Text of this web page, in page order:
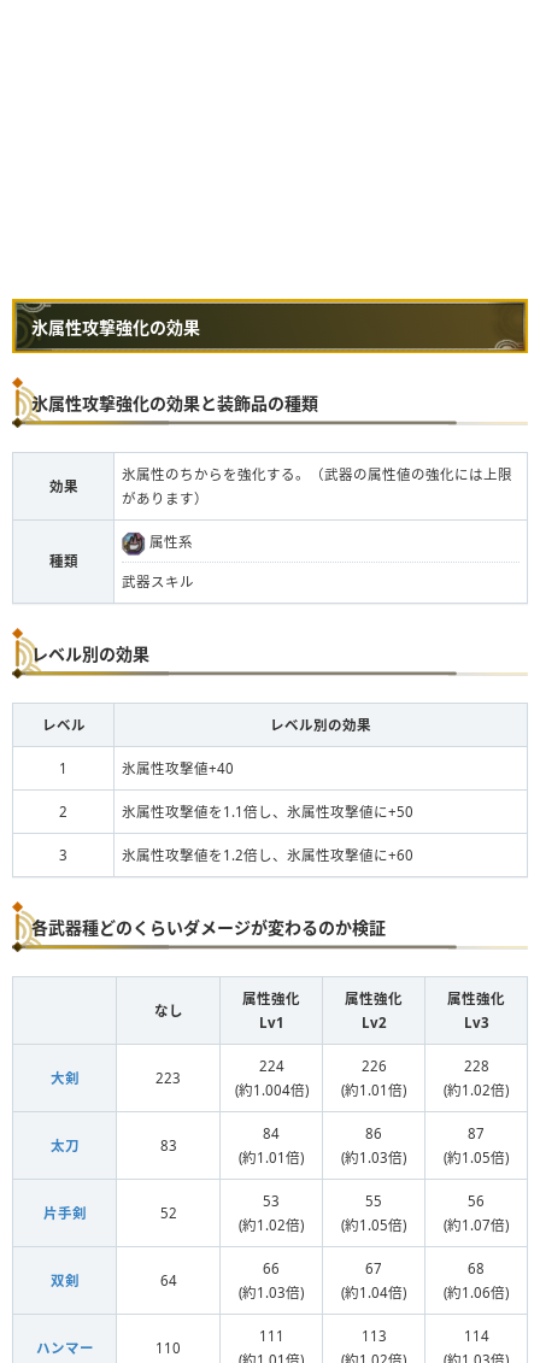
氷属性攻撃強化の効果
氷属性攻撃強化の効果と装飾品の種類
効果
氷属性のちからを強化する。（武器の属性値の強化には上限
があります）
種類
属性系
武器スキル
レベル別の効果
レベル レベル別の効果
1 氷属性攻撃値+40
2 氷属性攻撃値を1.1倍し、氷属性攻撃値に+50
3 氷属性攻撃値を1.2倍し、氷属性攻撃値に+60
各武器種どのくらいダメージが変わるのか検証
なし
属性強化
Lv1
属性強化
Lv2
属性強化
Lv3
大剣 223
224
(約1.004倍)
226
(約1.01倍)
228
(約1.02倍)
太刀 83
84
(約1.01倍)
86
(約1.03倍)
87
(約1.05倍)
片手剣 52
53
(約1.02倍)
55
(約1.05倍)
56
(約1.07倍)
双剣 64
66
(約1.03倍)
67
(約1.04倍)
68
(約1.06倍)
ハンマー 110
111
113
114